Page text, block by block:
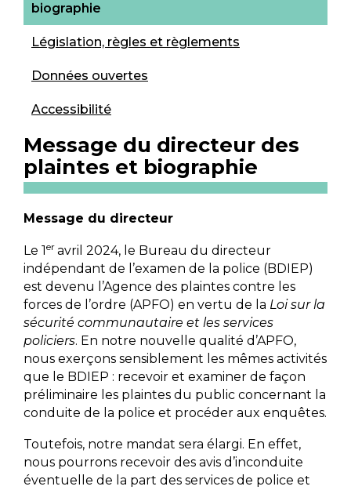
biographie
Législation, règles et règlements
Données ouvertes
Accessibilité
Message du directeur des
plaintes et biographie
Message du directeur
Le 1er avril 2024, le Bureau du directeur
indépendant de l’examen de la police (BDIEP)
est devenu l’Agence des plaintes contre les
forces de l’ordre (APFO) en vertu de la Loi sur la
sécurité communautaire et les services
policiers. En notre nouvelle qualité d’APFO,
nous exerçons sensiblement les mêmes activités
que le BDIEP : recevoir et examiner de façon
préliminaire les plaintes du public concernant la
conduite de la police et procéder aux enquêtes.
Toutefois, notre mandat sera élargi. En effet,
nous pourrons recevoir des avis d’inconduite
éventuelle de la part des services de police et